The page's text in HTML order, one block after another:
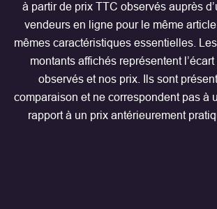
à partir de prix TTC observés auprès
vendeurs en ligne pour le même
mêmes caractéristiques essentielles.
montants affichés représentent
observés et nos prix. Ils sont
comparaison et ne correspondent pas à
rapport à un prix antérieurement